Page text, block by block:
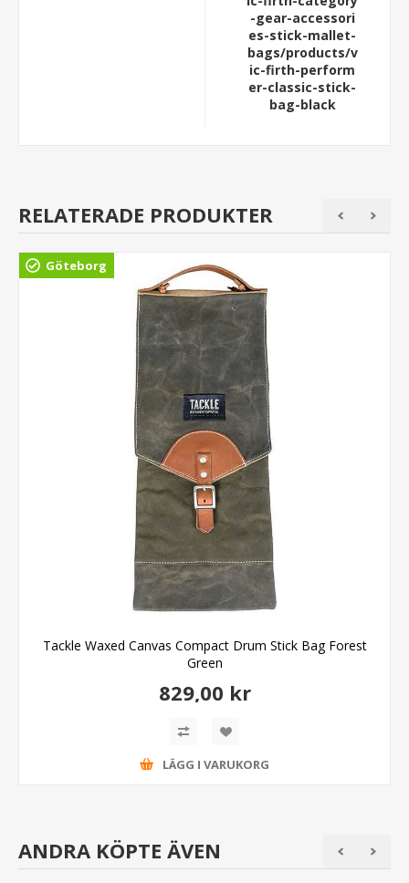
-gear-accessori
es-stick-mallet-
bags/products/v
ic-firth-perform
er-classic-stick-
bag-black
RELATERADE PRODUKTER
Göteborg
Tackle Waxed Canvas Compact Drum Stick Bag Forest
Green
829,00 kr
LÄGG I VARUKORG
ANDRA KÖPTE ÄVEN